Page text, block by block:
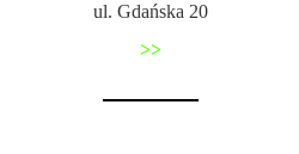
ul. Gdańska 20
>>